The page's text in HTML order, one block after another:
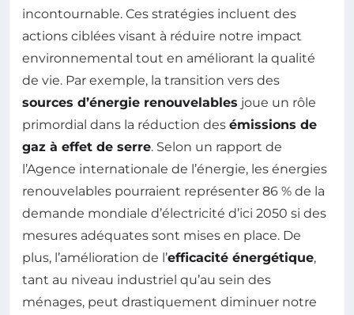
incontournable. Ces stratégies incluent des
actions ciblées visant à réduire notre impact
environnemental tout en améliorant la qualité
de vie. Par exemple, la transition vers des
sources d’énergie renouvelables joue un rôle
primordial dans la réduction des émissions de
gaz à effet de serre. Selon un rapport de
l’Agence internationale de l’énergie, les énergies
renouvelables pourraient représenter 86 % de la
demande mondiale d’électricité d’ici 2050 si des
mesures adéquates sont mises en place. De
plus, l’amélioration de l’efficacité énergétique,
tant au niveau industriel qu’au sein des
ménages, peut drastiquement diminuer notre